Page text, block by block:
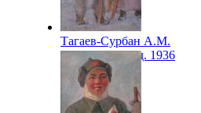
Тагаев-Сурбан А.М.
Лыжный поход. 1936